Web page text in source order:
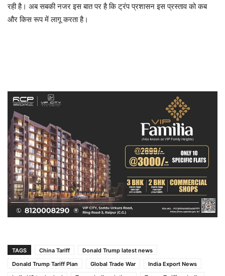
रही है। अब सबकी नजर इस बात पर है कि ट्रंप प्रशासन इस प्रस्ताव को कब
और किस रूप में लागू करता है।
TAGS China Tariff
Donald Trump latest news
Donald Trump Tariff Plan
Global Trade War
India Export News